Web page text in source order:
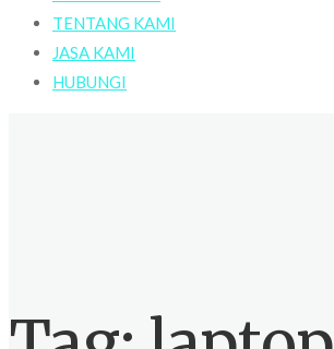
TENTANG KAMI
JASA KAMI
HUBUNGI